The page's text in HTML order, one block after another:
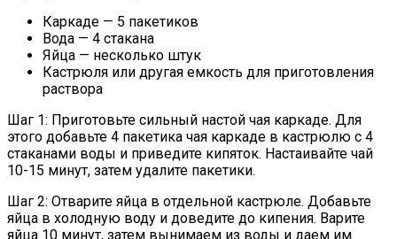
Каркаде — 5 пакетиков
Вода — 4 стакана
Яйца — несколько штук
Кастрюля или другая емкость для приготовления
раствора
Шаг 1: Приготовьте сильный настой чая каркаде. Для
этого добавьте 4 пакетика чая каркаде в кастрюлю с 4
стаканами воды и приведите кипяток. Настаивайте чай
10-15 минут, затем удалите пакетики.
Шаг 2: Отварите яйца в отдельной кастрюле. Добавьте
яйца в холодную воду и доведите до кипения. Варите
яйца 10 минут, затем вынимаем из воды и даем им